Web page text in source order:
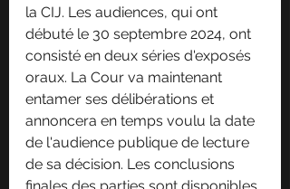
la CIJ. Les audiences, qui ont
débuté le 30 septembre 2024, ont
consisté en deux séries d'exposés
oraux. La Cour va maintenant
entamer ses délibérations et
annoncera en temps voulu la date
de l'audience publique de lecture
de sa décision. Les conclusions